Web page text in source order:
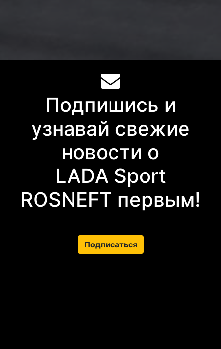
Подпишись и
узнавай свежие
новости о
LADA Sport
ROSNEFT первым!
Подписаться